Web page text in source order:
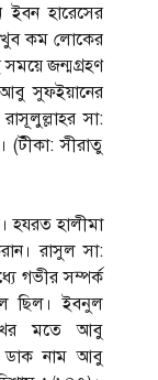
হারেসের
খুব কম লোকের
জন্মগ্রহণ
সুফইয়ানের
সা:
(টীকা: সীরাতু
হালীমা
রাসুল সা:
গভীর সম্পর্ক
ছিল। ইবনুল
মতে আবু
ডাক নাম আবু